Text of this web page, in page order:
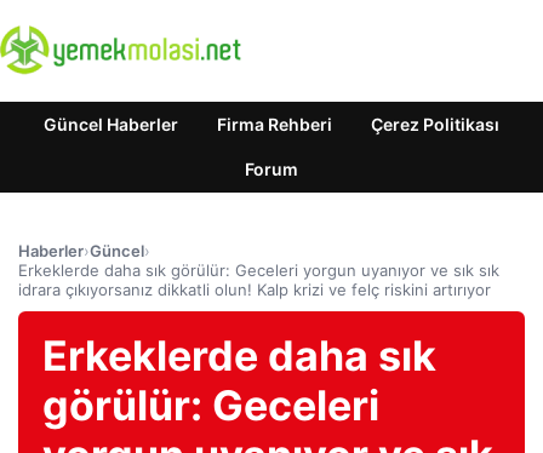
Güncel Haberler Firma Rehberi Çerez Politikası
Forum
Haberler›Güncel›
Erkeklerde daha sık görülür: Geceleri yorgun uyanıyor ve sık sık
idrara çıkıyorsanız dikkatli olun! Kalp krizi ve felç riskini artırıyor
Erkeklerde daha sık
görülür: Geceleri